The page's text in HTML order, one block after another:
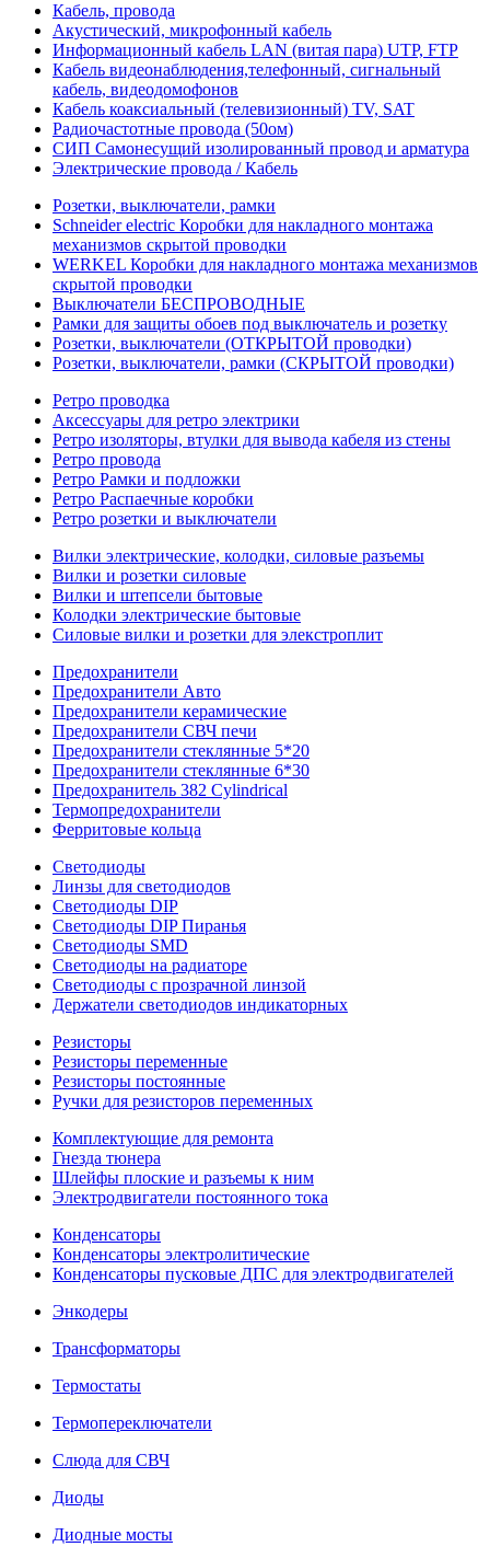
Кабель, провода
Акустический, микрофонный кабель
Информационный кабель LAN (витая пара) UTP, FTP
Кабель видеонаблюдения,телефонный, сигнальный
кабель, видеодомофонов
Кабель коаксиальный (телевизионный) TV, SAT
Радиочастотные провода (50ом)
СИП Самонесущий изолированный провод и арматура
Электрические провода / Кабель
Розетки, выключатели, рамки
Schneider electric Коробки для накладного монтажа
механизмов скрытой проводки
WERKEL Коробки для накладного монтажа механизмов
скрытой проводки
Выключатели БЕСПРОВОДНЫЕ
Рамки для защиты обоев под выключатель и розетку
Розетки, выключатели (ОТКРЫТОЙ проводки)
Розетки, выключатели, рамки (СКРЫТОЙ проводки)
Ретро проводка
Аксессуары для ретро электрики
Ретро изоляторы, втулки для вывода кабеля из стены
Ретро провода
Ретро Рамки и подложки
Ретро Распаечные коробки
Ретро розетки и выключатели
Вилки электрические, колодки, силовые разъемы
Вилки и розетки силовые
Вилки и штепсели бытовые
Колодки электрические бытовые
Силовые вилки и розетки для элекстроплит
Предохранители
Предохранители Авто
Предохранители керамические
Предохранители СВЧ печи
Предохранители стеклянные 5*20
Предохранители стеклянные 6*30
Предохранитель 382 Cylindrical
Термопредохранители
Ферритовые кольца
Светодиоды
Линзы для светодиодов
Светодиоды DIP
Светодиоды DIP Пиранья
Светодиоды SMD
Светодиоды на радиаторе
Светодиоды с прозрачной линзой
Держатели светодиодов индикаторных
Резисторы
Резисторы переменные
Резисторы постоянные
Ручки для резисторов переменных
Комплектующие для ремонта
Гнезда тюнера
Шлейфы плоские и разъемы к ним
Электродвигатели постоянного тока
Конденсаторы
Конденсаторы электролитические
Конденсаторы пусковые ДПС для электродвигателей
Энкодеры
Трансформаторы
Термостаты
Термопереключатели
Слюда для СВЧ
Диоды
Диодные мосты